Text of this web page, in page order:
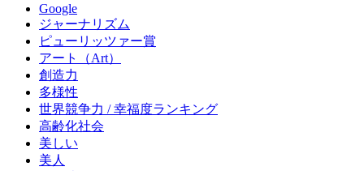
Google
ジャーナリズム
ピューリッツァー賞
アート（Art）
創造力
多様性
世界競争力 / 幸福度ランキング
高齢化社会
美しい
美人